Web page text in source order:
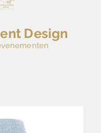
Design